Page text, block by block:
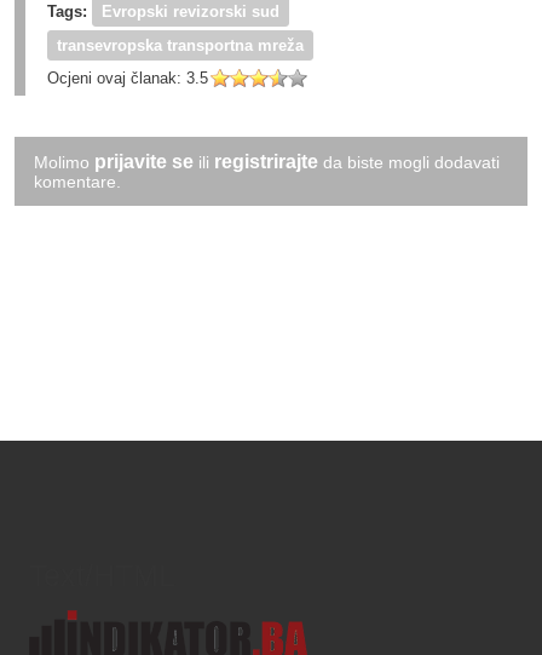
Tags:
Evropski revizorski sud
transevropska transportna mreža
Ocjeni ovaj članak: 3.5
Molimo prijavite se ili registrirajte da biste mogli dodavati
komentare.